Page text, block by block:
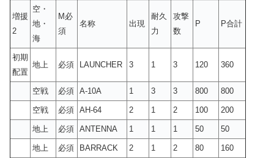
増援
2
空・
地・
海
M必
須
名称 出現
耐久
力
攻撃
数
P P合計
初期
配置
地上 必須 LAUNCHER 3 1 3 120 360
空戦 必須 A-10A 1 3 3 800 800
空戦 必須 AH-64 2 1 2 100 200
地上 必須 ANTENNA 1 1 1 50 50
地上 必須 BARRACK 2 1 2 80 160